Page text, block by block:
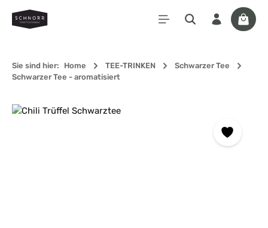
Zum Hauptinhalt springen
Sie sind hier: Home TEE-TRINKEN
Schwarzer Tee
Schwarzer Tee - aromatisiert
Bildergalerie überspringen